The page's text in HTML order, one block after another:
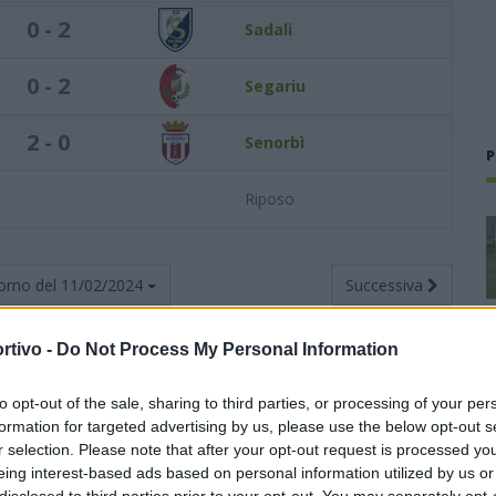
- Do Not Process My Personal Information
opt-out of the sale, sharing to third parties, or processing of your
for targeted advertising by us, please use the below opt-out
selection. Please note that after your opt-out request is processed
interest-based ads based on personal information utilized by us
0 - 2 Sadali
0 - 2 Segariu
2 - 0 Senorbì
Riposo
del 11/02/2024 Successiva
Totali Casa
Trasferta
G V N P F S V N P F S V N P F S